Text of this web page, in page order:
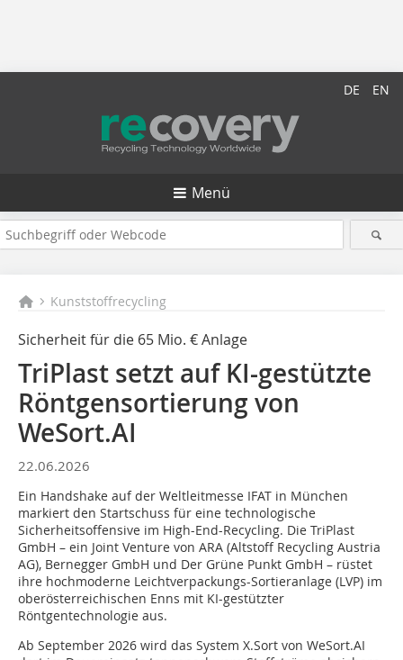
DE EN
Menü
Kunststoffrecycling
Sicherheit für die 65 Mio. € Anlage
TriPlast setzt auf KI-gestützte
Röntgensortierung von
WeSort.AI
22.06.2026
Ein Handshake auf der Weltleitmesse IFAT in München
markiert den Startschuss für eine technologische
Sicherheitsoffensive im High-End-Recycling. Die TriPlast
GmbH – ein Joint Venture von ARA (Altstoff Recycling Austria
AG), Bernegger GmbH und Der Grüne Punkt GmbH – rüstet
ihre hochmoderne Leichtverpackungs-Sortieranlage (LVP) im
oberösterreichischen Enns mit KI-gestützter
Röntgentechnologie aus.
Ab September 2026 wird das System X.Sort von WeSort.AI